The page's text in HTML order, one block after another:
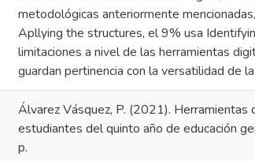
metodológicas anteriormente
Apllying the structures, el 9% usa
limitaciones a nivel de las herramientas
guardan pertinencia con la versatilidad de
Álvarez Vásquez, P. (2021). Herramientas
estudiantes del quinto año de educación
p.